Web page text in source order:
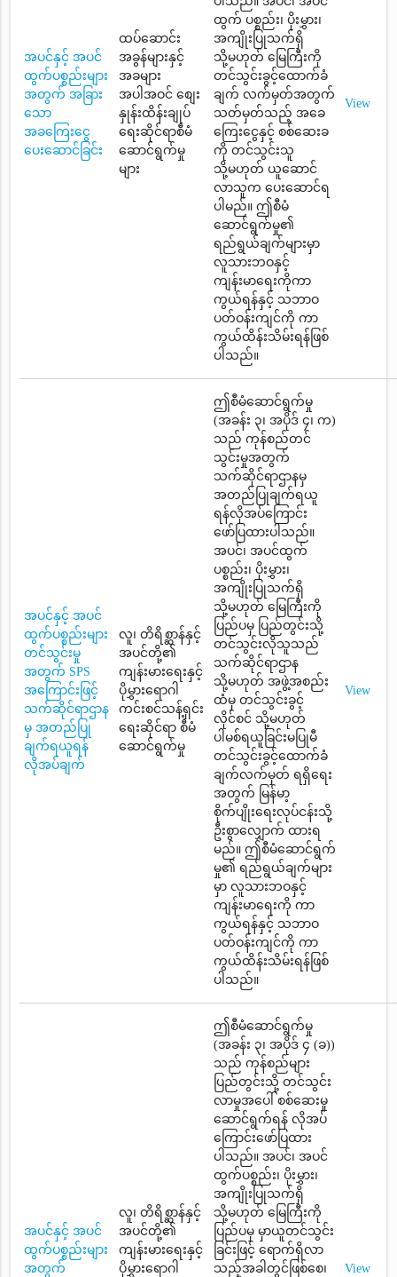
အပင်နှင့် အပင်
ထွက်ပစ္စည်းများ
အတွက် အခြား
သော
အခကြေးငွေ
ပေးဆောင်ခြင်း
ထပ်ဆောင်း
အခွန်များနှင့်
အခများ
အပါအဝင် စျေး
နှုန်းထိန်းချုပ်
ရေးဆိုင်ရာစီမံ
ဆောင်ရွက်မှု
များ
ထွက် ပစ္စည်း၊ ပိုးမွှား၊
အကျိုးပြုသက်ရှိ
သို့မဟုတ် မြေကြီးကို
တင်သွင်းခွင့်ထောက်ခံ
ချက် လက်မှတ်အတွက်
သတ်မှတ်သည့် အခေ
ကြေးငွေနှင့် စစ်ဆေးခ
ကို တင်သွင်းသူ
သို့မဟုတ် ယူဆောင်
လာသူက ပေးဆောင်ရ
ပါမည်။ ဤစီမံ
ဆောင်ရွက်မှု၏
ရည်ရွယ်ချက်များမှာ
လူသားဘဝနှင့်
ကျန်းမာရေးကိုကာ
ကွယ်ရန်နှင့် သဘာဝ
ပတ်ဝန်းကျင်ကို ကာ
ကွယ်ထိန်းသိမ်းရန်ဖြစ်
ပါသည်။
View
အပင်နှင့် အပင်
ထွက်ပစ္စည်းများ
တင်သွင်းမှု
အတွက် SPS
အကြောင်းဖြင့်
သက်ဆိုင်ရာဌာန
မှ အတည်ပြု
ချက်ရယူရန်
လိုအပ်ချက်
လူ၊ တိရိစ္ဆာန်နှင့်
အပင်တို့၏
ကျန်းမားရေးနှင့်
ပိုမွှားရောဂါ
ကင်းစင်သန့်ရှင်း
ရေးဆိုင်ရာ စီမံ
ဆောင်ရွက်မှု
ဤစီမံဆောင်ရွက်မှု
(အခန်း ၃၊ အပိုဒ် ၄၊ က)
သည် ကုန်စည်တင်
သွင်းမှုအတွက်
သက်ဆိုင်ရာဌာနမှ
အတည်ပြုချက်ရယူ
ရန်လိုအပ်ကြောင်း
ဖော်ပြထားပါသည်။
အပင်၊ အပင်ထွက်
ပစ္စည်း၊ ပိုးမွှား၊
အကျိုးပြုသက်ရှိ
သို့မဟုတ် မြေကြီးကို
ပြည်ပမှ ပြည်တွင်းသို့
တင်သွင်းလိုသူသည်
သက်ဆိုင်ရာဌာန
သို့မဟုတ် အဖွဲ့အစည်း
ထံမှ တင်သွင်းခွင့်
လိုင်စင် သို့မဟုတ်
ပါမစ်ရယူခြင်းမပြုမီ
တင်သွင်းခွင့်ထောက်ခံ
ချက်လက်မှတ် ရရှိရေး
အတွက် မြန်မာ့
စိုက်ပျိုးရေးလုပ်ငန်းသို့
ဦးစွာလျှောက် ထားရ
မည်။ ဤစီမံဆောင်ရွက်
မှု၏ ရည်ရွယ်ချက်များ
မှာ လူသားဘဝနှင့်
ကျန်းမာရေးကို ကာ
ကွယ်ရန်နှင့် သဘာဝ
ပတ်ဝန်းကျင်ကို ကာ
ကွယ်ထိန်းသိမ်းရန်ဖြစ်
ပါသည်။
View
အပင်နှင့် အပင်
ထွက်ပစ္စည်းများ
အတွက်
လူ၊ တိရိစ္ဆာန်နှင့်
အပင်တို့၏
ကျန်းမားရေးနှင့်
ပိုမွှားရောဂါ
ဤစီမံဆောင်ရွက်မှု
(အခန်း ၃၊ အပိုဒ် ၄ (ခ))
သည် ကုန်စည်များ
ပြည်တွင်းသို့ တင်သွင်း
လာမှုအပေါ် စစ်ဆေးမှု
ဆောင်ရွက်ရန် လိုအပ်
ကြောင်းဖော်ပြထား
ပါသည်။ အပင်၊ အပင်
ထွက်ပစ္စည်း၊ ပိုးမွှား၊
အကျိုးပြုသက်ရှိ
သို့မဟုတ် မြေကြီးကို
ပြည်ပမှ မှာယူတင်သွင်း
ခြင်းဖြင့် ရောက်ရှိလာ
သည့်အခါတွင်ဖြစ်စေ၊
View